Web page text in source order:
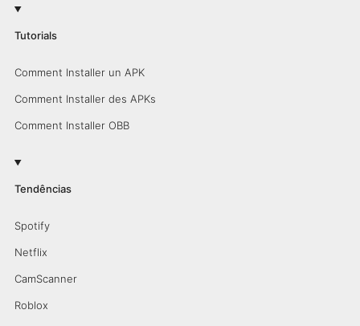
Tutorials
Comment Installer un APK
Comment Installer des APKs
Comment Installer OBB
Tendências
Spotify
Netflix
CamScanner
Roblox